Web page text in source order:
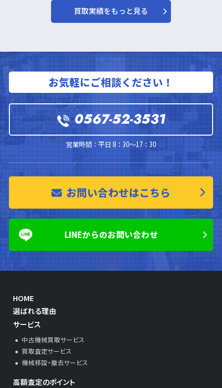
買取実績をもっと見る
お気軽にご相談ください！
0567-52-3531
営業時間：平日 8：30～17：30
お問い合わせはこちら
LINEからのお問い合わせ
HOME
選ばれる理由
サービス
中古機械買取サービス
買取査定サービス
機械移設・撤去サービス
高額査定のポイント